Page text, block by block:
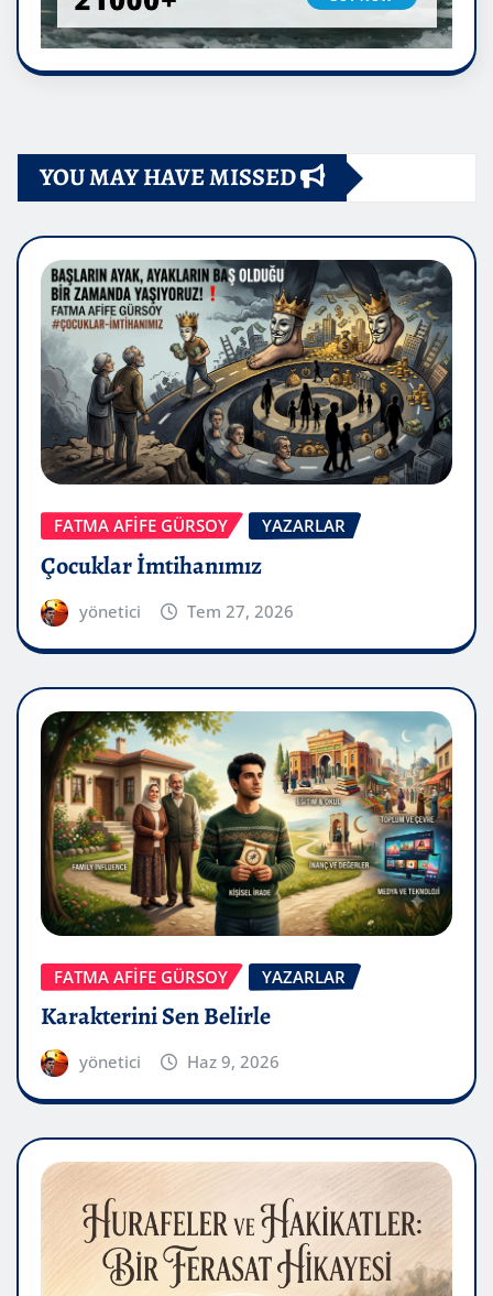
YOU MAY HAVE MISSED
FATMA AFİFE GÜRSOY YAZARLAR
Çocuklar İmtihanımız
yönetici Tem 27, 2026
FATMA AFİFE GÜRSOY YAZARLAR
Karakterini Sen Belirle
yönetici Haz 9, 2026